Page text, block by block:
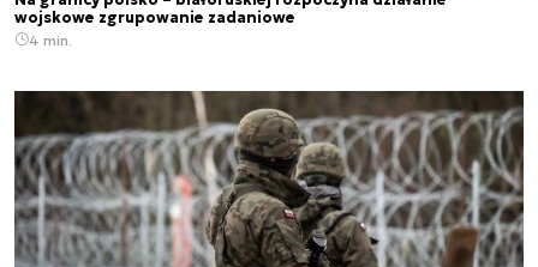
wojskowe zgrupowanie zadaniowe
4 min.